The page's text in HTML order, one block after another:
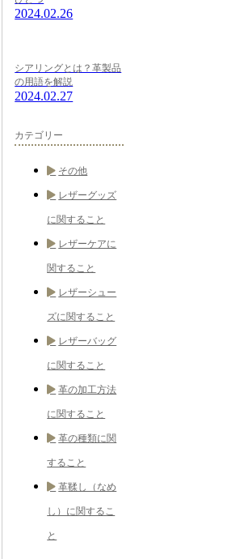
2024.02.26
シアリングとは？革製品
の用語を解説
2024.02.27
カテゴリー
その他
レザーグッズ
に関すること
レザーケアに
関すること
レザーシュー
ズに関すること
レザーバッグ
に関すること
革の加工方法
に関すること
革の種類に関
すること
革鞣し（なめ
し）に関するこ
と